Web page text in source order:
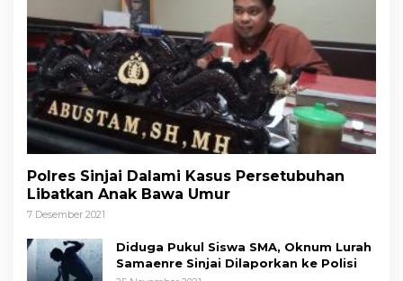
Polres Sinjai Dalami Kasus Persetubuhan
Libatkan Anak Bawa Umur
7 Desember 2021
Diduga Pukul Siswa SMA, Oknum Lurah
Samaenre Sinjai Dilaporkan ke Polisi